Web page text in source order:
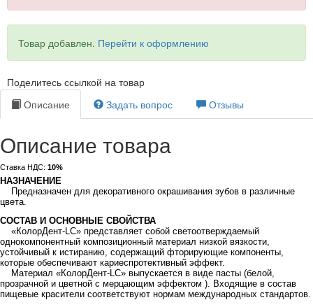
Товар добавлен. Перейти к оформлению
Поделитесь ссылкой на товар
Описание
Задать вопрос Отзывы
Описание товара
Ставка НДС: 10%
НАЗНАЧЕНИЕ
Предназначен для декоративного окрашивания зубов в различные
цвета.
СОСТАВ И ОСНОВНЫЕ СВОЙСТВА
«КолорДент-LC» представляет собой светоотверждаемый
однокомпонентный композиционный материал низкой вязкости,
устойчивый к истиранию, содержащий фторирующие компоненты,
которые обеспечивают кариеспротективный эффект.
Материал «КолорДент-LC» выпускается в виде пасты (белой,
прозрачной и цветной с мерцающим эффектом ). Входящие в состав
пищевые красители соответствуют нормам международных стандартов.